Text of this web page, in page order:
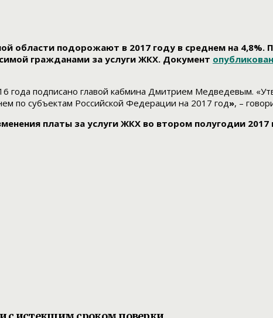
области подорожают в 2017 году в среднем на 4,8%.
гражданами за услуги ЖКХ. Документ опубликован
подписано главой кабмина Дмитрием Медведевым.
по субъектам Российской Федерации на 2017 год», –
платы за услуги ЖКХ во втором полугодии 2017